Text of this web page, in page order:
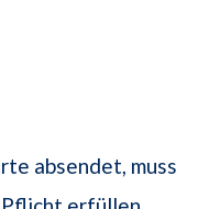
absendet, muss